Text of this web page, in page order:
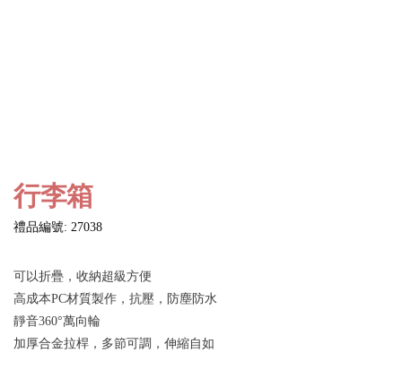
行李箱
禮品編號: 27038
可以折疊，收納超級方便
高成本PC材質製作，抗壓，防塵防水
靜音360°萬向輪
加厚合金拉桿，多節可調，伸縮自如